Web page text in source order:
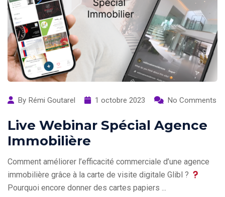
By Rémi Goutarel 1 octobre 2023 No Comments
Live Webinar Spécial Agence
Immobilière
Comment améliorer l’efficacité commerciale d’une agence
immobilière grâce à la carte de visite digitale Glibl ?
Pourquoi encore donner des cartes papiers ...